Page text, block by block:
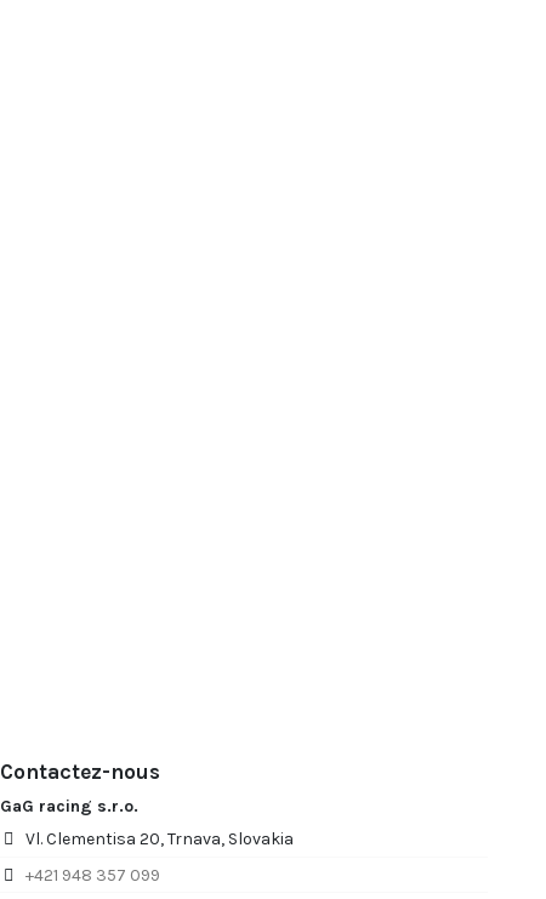
Contactez-nous
GaG racing s.r.o.
Vl. Clementisa 20, Trnava, Slovakia
+421 948 357 099